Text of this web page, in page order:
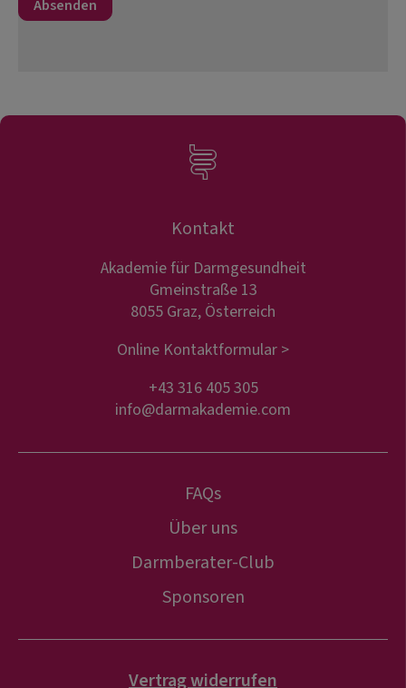
Kontakt
Akademie für Darmgesundheit
Gmeinstraße 13
8055 Graz, Österreich
Online Kontaktformular >
+43 316 405 305
info@darmakademie.com
FAQs
Über uns
Darmberater-Club
Sponsoren
Vertrag widerrufen